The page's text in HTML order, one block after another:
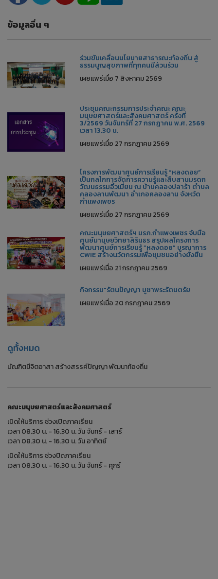
ข้อมูลอื่น ๆ
ร่วมขับเคลื่อนนโยบายสาธารณะท้องถิ่น สู่
ธรรมนูญสุขภาพที่ทุกคนมีส่วนร่วม
เผยแพร่เมื่อ 7 สิงหาคม 2569
ประชุมคณะกรรมการประจำคณะ คณะ
มนุษยศาสตร์และสังคมศาสตร์ ครั้งที่
3/2569 วันจันทร์ที่ 27 กรกฎาคม พ.ศ. 2569
เวลา 13.30 น.
เผยแพร่เมื่อ 27 กรกฎาคม 2569
โครงการพัฒนาศูนย์การเรียนรู้ “หลงดอย”
เป็นกลไกการจัดการความรู้และสืบสานมรดก
วัฒนธรรมอิ้วเมี่ยน ณ บ้านคลองปลาร้า ตำบล
คลองลานพัฒนา อำเภอคลองลาน จังหวัด
กำแพงเพชร
เผยแพร่เมื่อ 27 กรกฎาคม 2569
คณะมนุษยศาสตร์ฯ มรภ.กำแพงเพชร จับมือ
ศูนย์มานุษยวิทยาสิรินธร สรุปผลโครงการ
พัฒนาศูนย์การเรียนรู้ “หลงดอย” บูรณาการ
CWIE สร้างนวัตกรรมเพื่อชุมชนอย่างยั่งยืน
เผยแพร่เมื่อ 21 กรกฎาคม 2569
กิจกรรม"รัตนปัญญา บูชาพระรัตนตรัย
เผยแพร่เมื่อ 20 กรกฎาคม 2569
ดูทั้งหมด
บัณฑิตมีจิตอาสา สร้างสรรค์ปัญญา พัฒนาท้องถิ่น
คณะมนุษยศาสตร์และสังคมศาสตร์
เปิดให้บริการ ช่วงเปิดภาคเรียน
เวลา 08.30 น. - 16.30 น. วัน จันทร์ - เสาร์
เวลา 08.30 น. - 16.30 น. วัน อาทิตย์
เปิดให้บริการ ช่วงปิดภาคเรียน
เวลา 08.30 น. - 16.30 น. วัน จันทร์ - ศุกร์